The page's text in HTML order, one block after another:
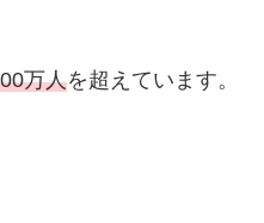
万人を超えています。